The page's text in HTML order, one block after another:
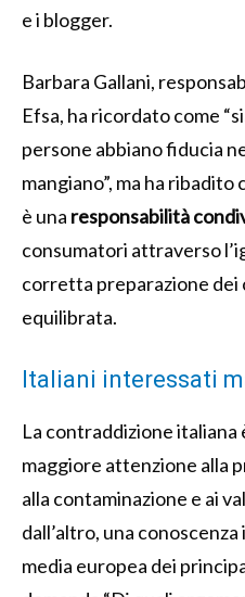
e i blogger.
Barbara Gallani,
Efsa, ha ricordato come
persone abbiano fiducia
mangiano”, ma ha
è una responsabilità
consumatori attraverso
corretta preparazione dei
equilibrata.
Italiani interessati
La contraddizione italiana
maggiore attenzione alla
alla contaminazione e ai
dall’altro, una
media europea dei